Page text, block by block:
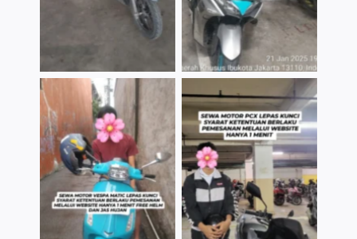
TNo Caption TNo Caption